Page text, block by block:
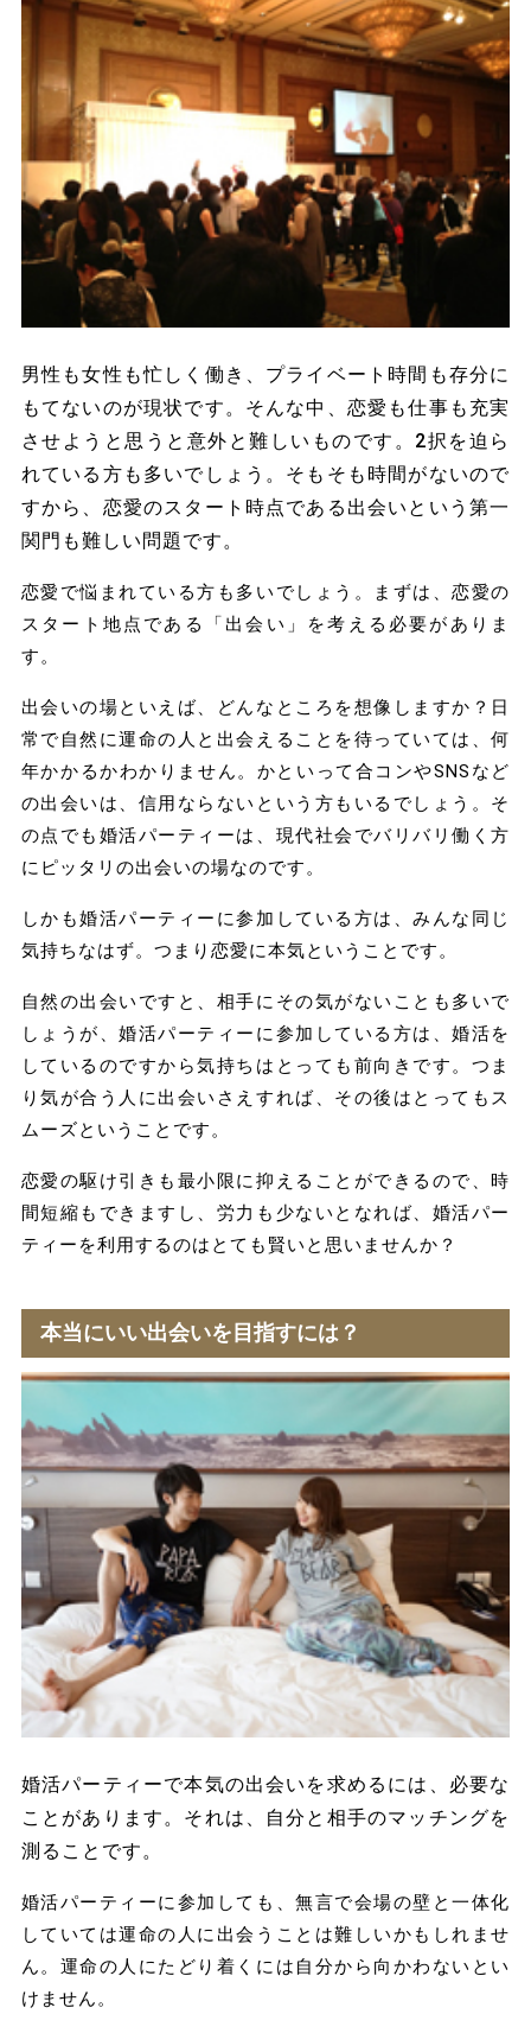
男性も女性も忙しく働き、プライベート時間も存分に
もてないのが現状です。そんな中、恋愛も仕事も充実
させようと思うと意外と難しいものです。2択を迫ら
れている方も多いでしょう。そもそも時間がないので
すから、恋愛のスタート時点である出会いという第一
関門も難しい問題です。
恋愛で悩まれている方も多いでしょう。まずは、恋愛の
スタート地点である「出会い」を考える必要がありま
す。
出会いの場といえば、どんなところを想像しますか？日
常で自然に運命の人と出会えることを待っていては、何
年かかるかわかりません。かといって合コンやSNSなど
の出会いは、信用ならないという方もいるでしょう。そ
の点でも 婚活パーティーは、現代社会でバリバリ働く方
にピッタリの出会いの場なのです。
しかも婚活パーティーに参加している方は、みんな同じ
気持ちなはず。つまり恋愛に本気ということです。
自然の出会いですと、相手にその気がないことも多いで
しょうが、婚活パーティーに参加している方は、婚活を
しているのですから気持ちはとっても前向き です。つま
り気が合う人に出会いさえすれば、その後はとってもス
ムーズということです。
恋愛の駆け引きも最小限に抑えることができるので、時
間短縮もできますし、労力も少ないとなれば、婚活パー
ティーを利用するのはとても賢いと思いませんか？
本当にいい出会いを目指すには？
婚活パーティーで本気の出会いを求めるには、必要な
ことがあります。それは、自分と相手のマッチングを
測ることです。
婚活パーティーに参加しても、無言で会場の壁と一体化
していては運命の人に出会うことは難しいかもしれませ
ん。 運命の人にたどり着くには自分から向かわないとい
けません。